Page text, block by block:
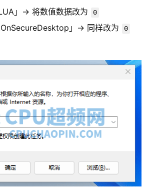
」→ 将数值数据改为 0
」→ 同样改为 0